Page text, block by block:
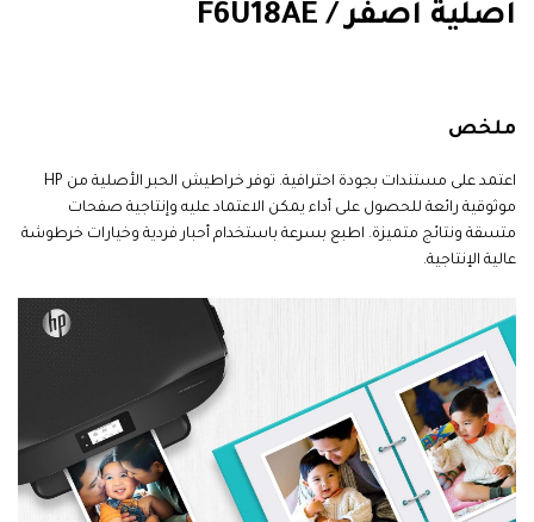
أصلية أصفر / F6U18AE
ملخص
اعتمد على مستندات بجودة احترافية. توفر خراطيش الحبر الأصلية من HP
موثوقية رائعة للحصول على أداء يمكن الاعتماد عليه وإنتاجية صفحات
متسقة ونتائج متميزة. اطبع بسرعة باستخدام أحبار فردية وخيارات خرطوشة
عالية الإنتاجية.